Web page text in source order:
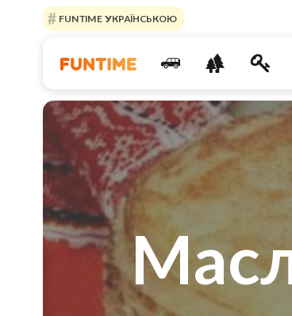
FUNTIME УКРАЇНСЬКОЮ